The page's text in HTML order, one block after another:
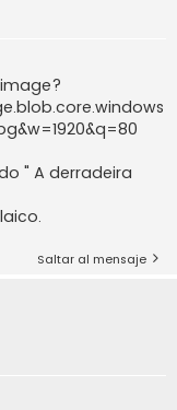
" A derradeira
Saltar al mensaje